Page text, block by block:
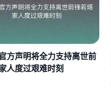
方声明将全力支持离世前
人度过艰难时刻